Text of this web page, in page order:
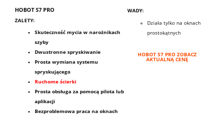
HOBOT S7 PRO
ZALETY:
Skuteczność mycia w narożnikach
szyby
Dwustronne spryskiwanie
Prosta wymiana systemu
spryskującego
Ruchome ścierki
Prosta obsługa za pomocą pilota lub
aplikacji
Bezproblemowa praca na oknach
WADY:
Działa tylko na oknach
prostokątnych
HOBOT S7 PRO ZOBACZ
AKTUALNĄ CENĘ